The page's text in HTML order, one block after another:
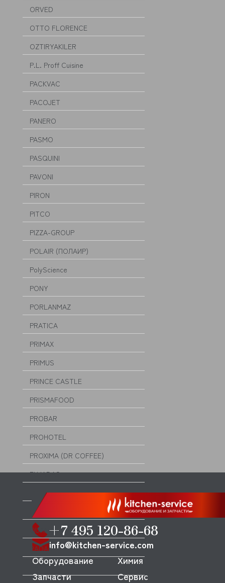
ORVED
OTTO FLORENCE
OZTIRYAKILER
P.L. Proff Cuisine
PACKVAC
PACOJET
PANERO
PASMO
PASQUINI
PAVONI
PIRON
PITCO
PIZZA-GROUP
POLAIR (ПОЛАИР)
PolyScience
PONY
PORLANMAZ
PRATICA
PRIMAX
PRIMUS
PRINCE CASTLE
PRISMAFOOD
PROBAR
PROHOTEL
PROXIMA (DR COFFEE)
PUJADAS
PYHL
QUALITY ESPRESSO (FUTURMAT)
QUAMAR
RADAX
RATIONAL
+7 495 120-86-68
info@kitchen-service.com
Оборудование
Запчасти
Химия
Сервис